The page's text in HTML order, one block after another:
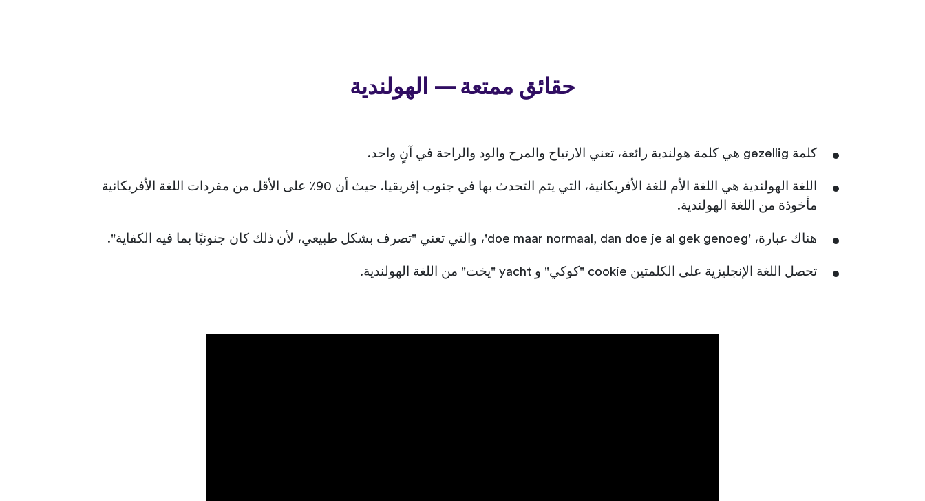
حقائق ممتعة — الهولندية
كلمة gezellig هي كلمة هولندية رائعة، تعني الارتياح والمرح والود والراحة في آنٍ واحد.
اللغة الهولندية هي اللغة الأم للغة الأفريكانية، التي يتم التحدث بها في جنوب إفريقيا. حيث أن 90٪ على الأقل من مفردات اللغة الأفريكانية
مأخوذة من اللغة الهولندية.
هناك عبارة، 'doe maar normaal, dan doe je al gek genoeg'، والتي تعني "تصرف بشكل طبيعي، لأن ذلك كان جنونيًا بما فيه الكفاية".
تحصل اللغة الإنجليزية على الكلمتين cookie "كوكي" و yacht "يخت" من اللغة الهولندية.